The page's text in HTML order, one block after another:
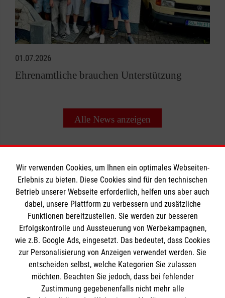
01.07.2026
Ehrenamtliche brauchen Unterstützung
Alle News anzeigen
Informationen
Impressum
Datenschutz
Kontakt
Barrierefreiheit
Die Malteser
Malteser in Deutschland
Wir verwenden Cookies, um Ihnen ein optimales Webseiten-
Erlebnis zu bieten. Diese Cookies sind für den technischen
Betrieb unserer Webseite erforderlich, helfen uns aber auch
dabei, unsere Plattform zu verbessern und zusätzliche
Funktionen bereitzustellen. Sie werden zur besseren
Erfolgskontrolle und Aussteuerung von Werbekampagnen,
wie z.B. Google Ads, eingesetzt. Das bedeutet, dass Cookies
zur Personalisierung von Anzeigen verwendet werden. Sie
entscheiden selbst, welche Kategorien Sie zulassen
möchten. Beachten Sie jedoch, dass bei fehlender
Zustimmung gegebenenfalls nicht mehr alle